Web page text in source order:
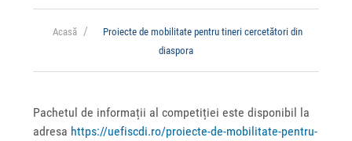
Acasă
Proiecte de mobilitate pentru tineri cercetători din
diaspora
Pachetul de informații al competiției este disponibil la
adresa https://uefiscdi.ro/proiecte-de-mobilitate-pentru-